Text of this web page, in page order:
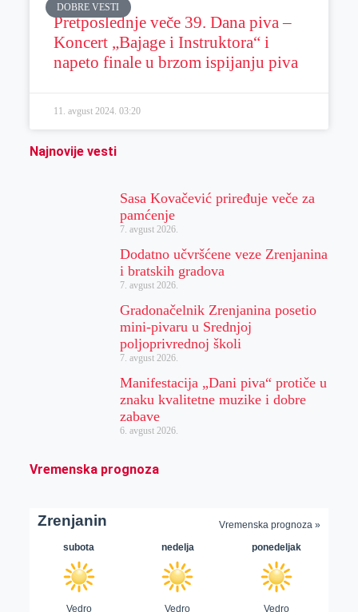
DOBRE VESTI
Pretposlednje veče 39. Dana piva –
Koncert „Bajage i Instruktora“ i
napeto finale u brzom ispijanju piva
11. avgust 2024. 03:20
Najnovije vesti
Sasa Kovačević priređuje veče za
pamćenje
7. avgust 2026.
Dodatno učvršćene veze Zrenjanina
i bratskih gradova
7. avgust 2026.
Gradonačelnik Zrenjanina posetio
mini-pivaru u Srednjoj
poljoprivrednoj školi
7. avgust 2026.
Manifestacija „Dani piva“ protiče u
znaku kvalitetne muzike i dobre
zabave
6. avgust 2026.
Vremenska prognoza